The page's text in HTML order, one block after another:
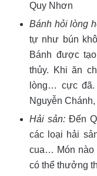
Quy Nhơn
Bánh hỏi lòng
tự như bún
Bánh được
thủy. Khi ăn
lòng… cực
Nguyễn
Hải sản:Đến
các loại hải
cua… Món nào
có thể thưởng